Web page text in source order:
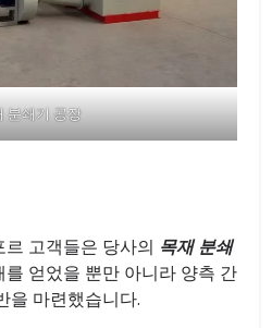
분쇄기 공장
고객들은 당사의 목재 분쇄
얻었을 뿐만 아니라 양측 간
을 마련했습니다.